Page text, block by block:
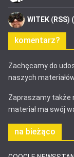
WITEK (RSS)
komentarz?
Zachęcamy do
naszych
Zapraszamy także
materiał ma swój
na bieżąco